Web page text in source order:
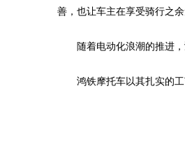
善，也让车主在享受骑行之余
随着电动化浪潮的推进
鸿铁摩托车以其扎实的